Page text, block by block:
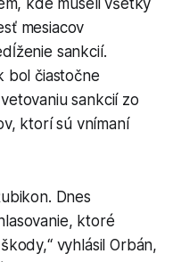
mesiacov
sankcií.
bol čiastočne
sankcií zo
ktorí sú vnímaní
Dnes
ktoré
vyhlásil Orbán,